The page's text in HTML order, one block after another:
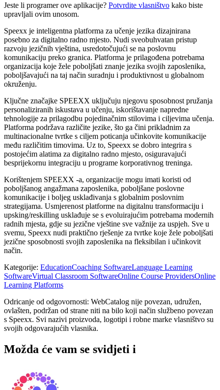
Jeste li programer ove aplikacije? Potvrdite vlasništvo kako biste
upravljali ovim unosom.
Speexx je inteligentna platforma za učenje jezika dizajnirana
posebno za digitalno radno mjesto. Nudi sveobuhvatan pristup
razvoju jezičnih vještina, usredotočujući se na poslovnu
komunikaciju preko granica. Platforma je prilagođena potrebama
organizacija koje žele poboljšati znanje jezika svojih zaposlenika,
poboljšavajući na taj način suradnju i produktivnost u globalnom
okruženju.
Ključne značajke SPEEXX uključuju njegovu sposobnost pružanja
personaliziranih iskustava u učenju, iskorištavanje napredne
tehnologije za prilagodbu pojedinačnim stilovima i ciljevima učenja.
Platforma podržava različite jezike, što ga čini prikladnim za
multinacionalne tvrtke s ciljem poticanja učinkovite komunikacije
među različitim timovima. Uz to, Speexx se dobro integrira s
postojećim alatima za digitalno radno mjesto, osiguravajući
besprijekornu integraciju u programe korporativnog treninga.
Korištenjem SPEEXX -a, organizacije mogu imati koristi od
poboljšanog angažmana zaposlenika, poboljšane poslovne
komunikacije i boljeg usklađivanja s globalnim poslovnim
strategijama. Usmjerenost platforme na digitalnu transformaciju i
upsking/reskilling usklađuje se s evoluirajućim potrebama modernih
radnih mjesta, gdje su jezične vještine sve važnije za uspjeh. Sve u
svemu, Speexx nudi praktično rješenje za tvrtke koje žele poboljšati
jezične sposobnosti svojih zaposlenika na fleksibilan i učinkovit
način.
Kategorije: EducationCoaching SoftwareLanguage Learning
SoftwareVirtual Classroom SoftwareOnline Course ProvidersOnline
Learning Platforms
Odricanje od odgovornosti: WebCatalog nije povezan, udružen,
ovlašten, podržan od strane niti na bilo koji način službeno povezan
s Speexx. Svi nazivi proizvoda, logotipi i robne marke vlasništvo su
svojih odgovarajućih vlasnika.
Možda će vam se svidjeti i